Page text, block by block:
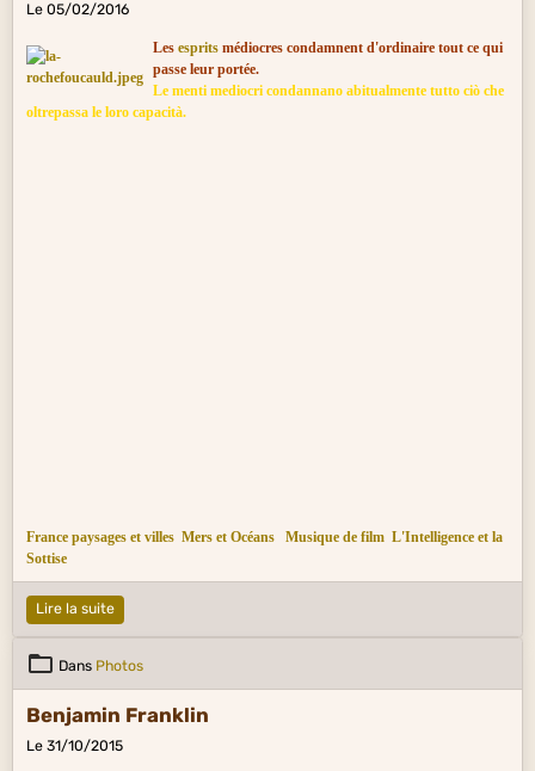
Le 05/02/2016
Les espritsmédiocres condamnent d'ordinaire tout ce qui
passe leur portée.
Le menti mediocri condannano abitualmente tutto ciò che
oltrepassa le loro capacità.
France paysages et villes Mers et Océans Musique de film L'Intelligence et la
Sottise
Lire la suite
Dans Photos
Benjamin Franklin
Le 31/10/2015